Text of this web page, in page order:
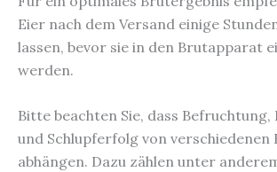
Eier nach dem Versand einige
lassen, bevor sie in den Brutapparat
werden.
Bitte beachten Sie, dass
und Schlupferfolg von verschiedenen
abhängen. Dazu zählen unter